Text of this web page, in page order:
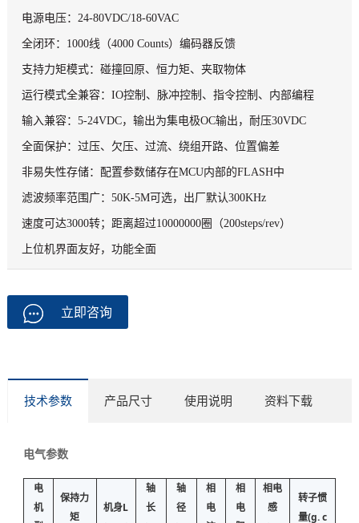
电源电压：24-80VDC/18-60VAC
全闭环：1000线（4000 Counts）编码器反馈
支持力矩模式：碰撞回原、恒力矩、夹取物体
运行模式全兼容：IO控制、脉冲控制、指令控制、内部编程
输入兼容：5-24VDC，输出为集电极OC输出，耐压30VDC
全面保护：过压、欠压、过流、绕组开路、位置偏差
非易失性存储：配置参数储存在MCU内部的FLASH中
滤波频率范围广：50K-5M可选，出厂默认300KHz
速度可达3000转；距离超过10000000圈（200steps/rev）
上位机界面友好，功能全面
立即咨询
技术参数 产品尺寸 使用说明 资料下载
电气参数
电
机
保持力
矩
机身L
轴
长
轴
径
相
电
相
电
相电
感
转子惯
量(g. c